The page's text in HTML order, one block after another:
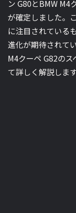
ン G80とBMW M4
が確定しました。
に注目されている
進化が期待されて
M4クーペ G82の
て詳しく解説します